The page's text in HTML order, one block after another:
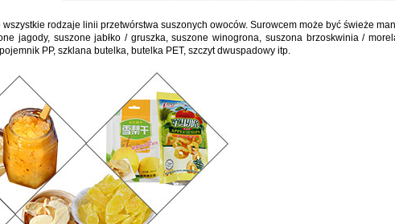
rodzaje linii przetwórstwa suszonych owoców. Surowcem może być świeże
jagody, suszone jabłko / gruszka, suszone winogrona, suszona brzoskwinia /
PP, szklana butelka, butelka PET, szczyt dwuspadowy itp.